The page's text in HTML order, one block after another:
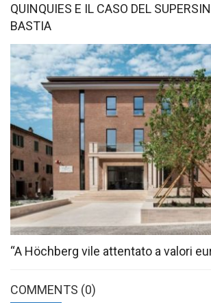
QUINQUIES E IL CASO DEL
BASTIA
“A Höchberg vile attentato a valori
COMMENTS (0)